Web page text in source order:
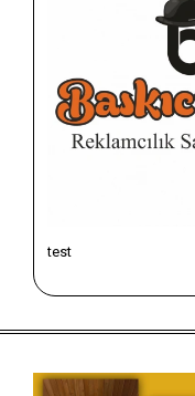
test